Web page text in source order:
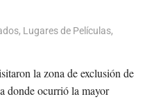
, Lugares de Películas,
la zona de exclusión de
donde ocurrió la mayor